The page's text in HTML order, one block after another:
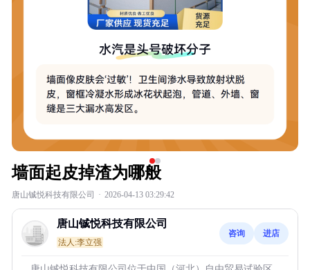
墙面起皮掉渣为哪般
唐山铖悦科技有限公司 · 2026-04-13 03:29:42
唐山铖悦科技有限公司
法人:李立强
咨询 进店